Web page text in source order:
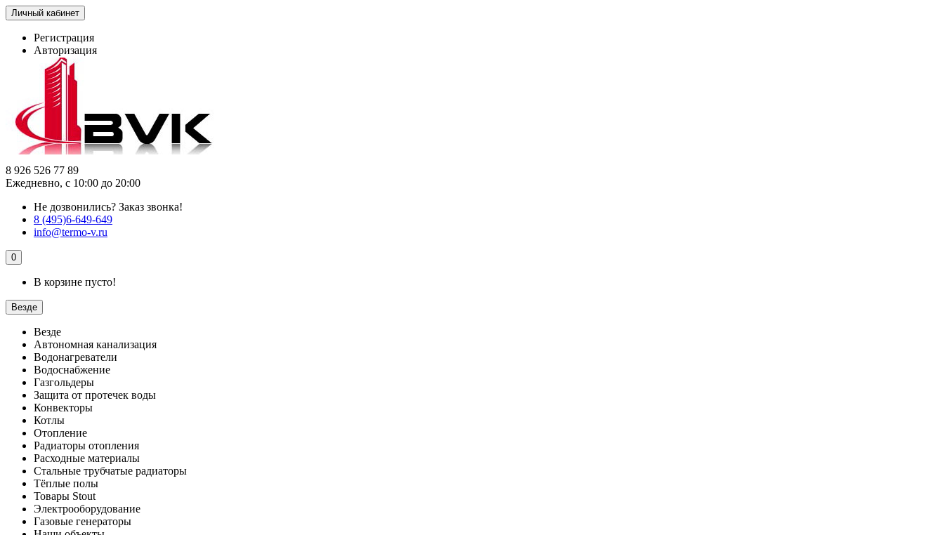
Личный кабинет
Регистрация
Авторизация
8 926 526 77 89
Ежедневно, с 10:00 до 20:00
Не дозвонились? Заказ звонка!
8 (495)6-649-649
info@termo-v.ru
0
В корзине пусто!
Везде
Везде
Автономная канализация
Водонагреватели
Водоснабжение
Газгольдеры
Защита от протечек воды
Конвекторы
Котлы
Отопление
Радиаторы отопления
Расходные материалы
Стальные трубчатые радиаторы
Тёплые полы
Товары Stout
Электрооборудование
Газовые генераторы